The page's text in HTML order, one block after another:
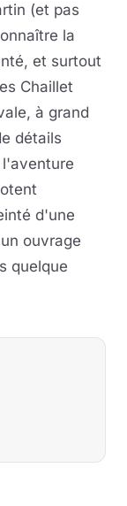
(et pas
la
et surtout
Chaillet
à grand
détails
d'une
ouvrage
quelque